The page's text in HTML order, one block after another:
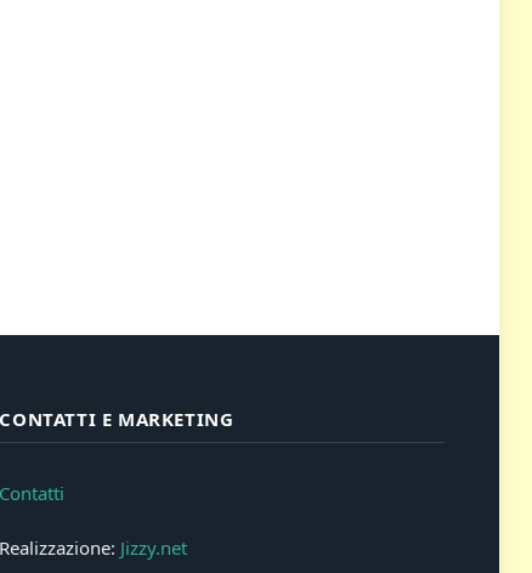
CONTATTI E MARKETING
Contatti
Realizzazione: Jizzy.net